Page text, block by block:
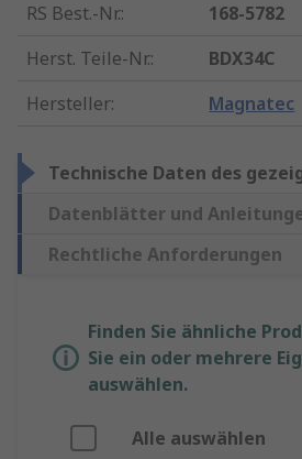
RS Best.-Nr.:
168-5782
Herst. Teile-Nr.:
BDX34C
Hersteller: Magnatec
Technische Daten des
Datenblätter und
Rechtliche Anforderungen
Finden Sie ähnliche
Sie ein oder mehrere
auswählen.
Alle auswählen